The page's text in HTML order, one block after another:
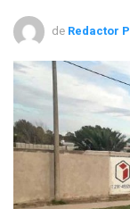
de Redactor